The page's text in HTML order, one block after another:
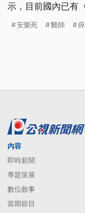
示，目前國內已有
協助病人自殺，和
安樂死 醫師
內容
即時新聞
專題策展
數位敘事
當期節目